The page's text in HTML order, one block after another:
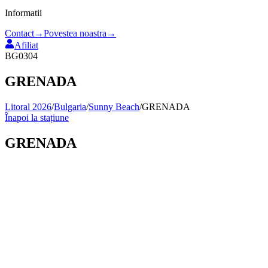
Informatii
Contact→Povestea noastra →
Afiliat
BG0304
GRENADA
Litoral 2026/Bulgaria/Sunny Beach/GRENADA
Înapoi la stațiune
GRENADA